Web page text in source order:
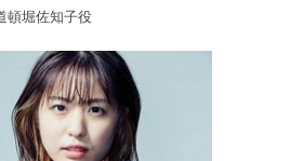
頓堀佐知子役